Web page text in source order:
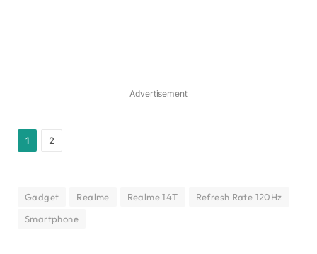
Advertisement
1 2
Gadget Realme Realme 14T
Refresh Rate 120Hz
Smartphone